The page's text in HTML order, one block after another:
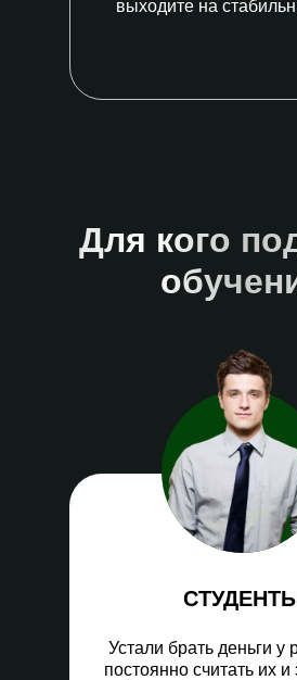
выходите на
Для кого
Устали брать деньги у
постоянно считать их и